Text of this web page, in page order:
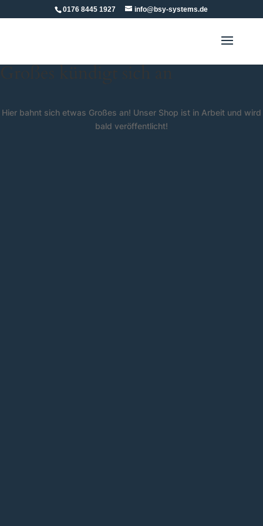
0176 8445 1927 info@bsy-systems.de
Hier bahnt sich etwas Großes an! Unser Shop ist in Arbeit und wird
bald veröffentlicht!